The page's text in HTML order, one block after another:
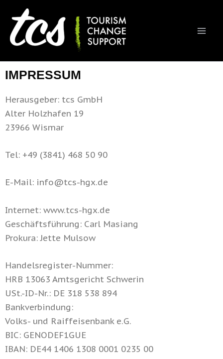
content
IMPRESSUM
Herausgeber: tcs GmbH
Alter Holzhafen 19
23966 Wismar
Tel: +49 (3841) 468 50 90
E-Mail: info@tcs-hgx.de
Internet: www.tcs-hgx.de
Geschäftsführung: Carl Masiang
Prokura: Jette Mulsow
Handelsregister-Nummer:
HRB 13063 Amtsgericht Schwerin
USt.-ID-Nr.: DE 318 538 894
Bankverbindung:
Volks- und Raiffeisenbank e.G.
BIC: GENODEF1GUE
IBAN: DE44 1406 1308 0001 0235 00